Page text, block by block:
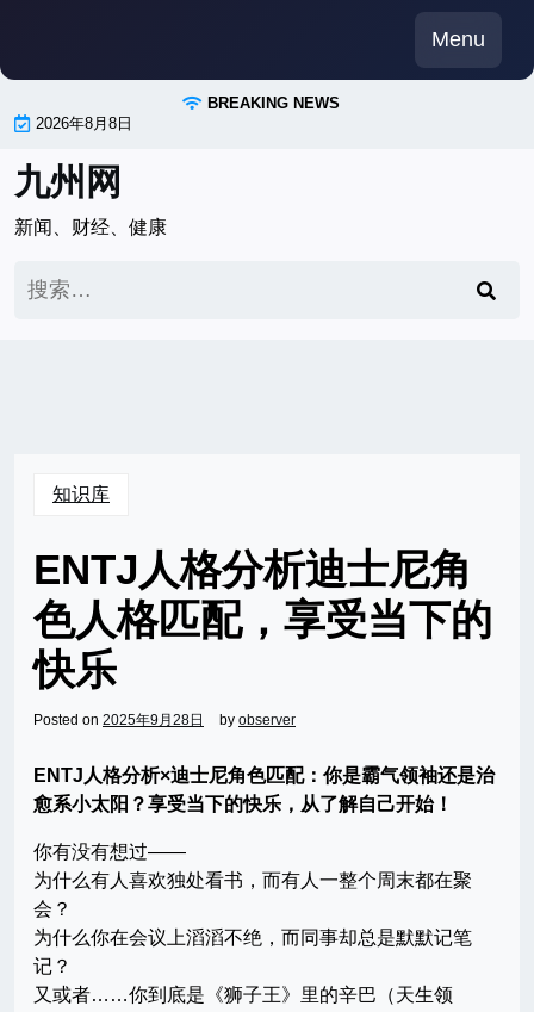
content
Menu
BREAKING NEWS
2026年8月8日
九州网
新闻、财经、健康
索：
知识库
ENTJ人格分析迪士尼角
色人格匹配，享受当下的
快乐
Posted on 2025年9月28日 by observer
ENTJ人格分析×迪士尼角色匹配：你是霸气领袖还是治
愈系小太阳？享受当下的快乐，从了解自己开始！
你有没有想过——
为什么有人喜欢独处看书，而有人一整个周末都在聚
会？
为什么你在会议上滔滔不绝，而同事却总是默默记笔
记？
又或者……你到底是《狮子王》里的辛巴（天生领